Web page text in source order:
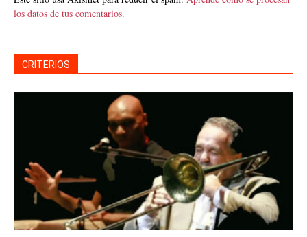
los datos de tus comentarios.
CRITERIOS